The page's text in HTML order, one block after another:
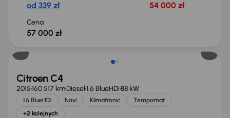
od 339 zł 54 000 zł
Cena
57 000 zł
Citroen C4
2015160 517 kmDiesel1.6 BlueHDi88 kW
1.6 BlueHDi Navi Klimatronic
Tempomat
+2 kolejnych